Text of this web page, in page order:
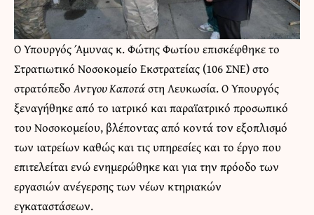
Ο Υπουργός Άμυνας κ. Φώτης Φωτίου επισκέφθηκε το
Στρατιωτικό Νοσοκομείο Εκστρατείας (106 ΣΝΕ) στο
στρατόπεδοΑντγου Καποτάστη Λευκωσία. Ο Υπουργός
ξεναγήθηκε από το ιατρικό και παραϊατρικό προσωπικό
του Νοσοκομείου, βλέποντας από κοντά τον εξοπλισμό
των ιατρείων καθώς και τις υπηρεσίες και το έργο που
επιτελείται ενώ ενημερώθηκε και για την πρόοδο των
εργασιών ανέγερσης των νέων κτηριακών
εγκαταστάσεων.